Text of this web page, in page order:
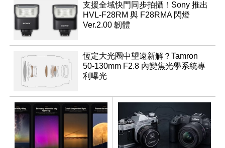
支援全域快門同步拍攝！Sony 推出
HVL-F28RM 與 F28RMA 閃燈
Ver.2.00 韌體
恆定大光圈中望遠新解？Tamron
50-130mm F2.8 內變焦光學系統專
利曝光